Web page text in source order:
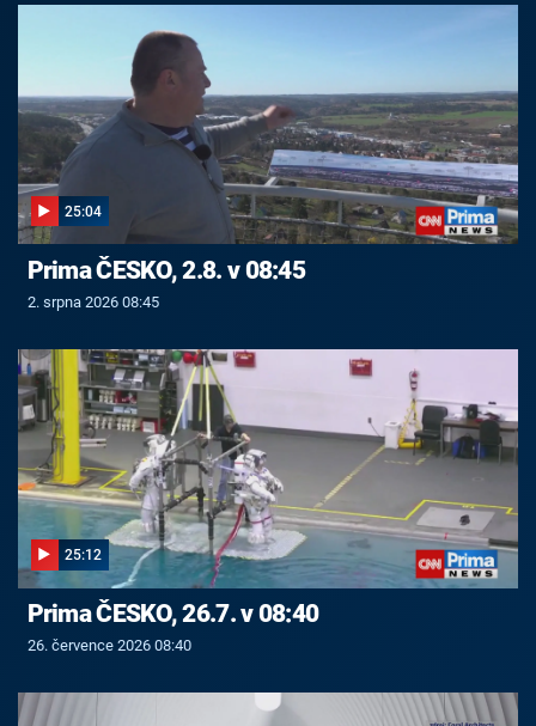
25:04
Prima ČESKO, 2.8. v 08:45
2. srpna 2026 08:45
25:12
Prima ČESKO, 26.7. v 08:40
26. července 2026 08:40